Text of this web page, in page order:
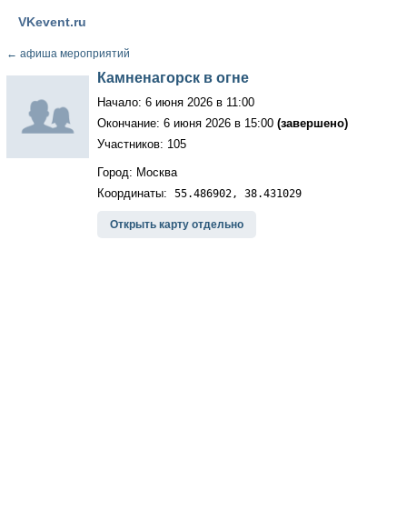
VKevent.ru
← афиша мероприятий
Камненагорск в огне
Начало: 6 июня 2026 в 11:00
Окончание: 6 июня 2026 в 15:00 (завершено)
Участников: 105
Город: Москва
Координаты: 55.486902, 38.431029
Открыть карту отдельно